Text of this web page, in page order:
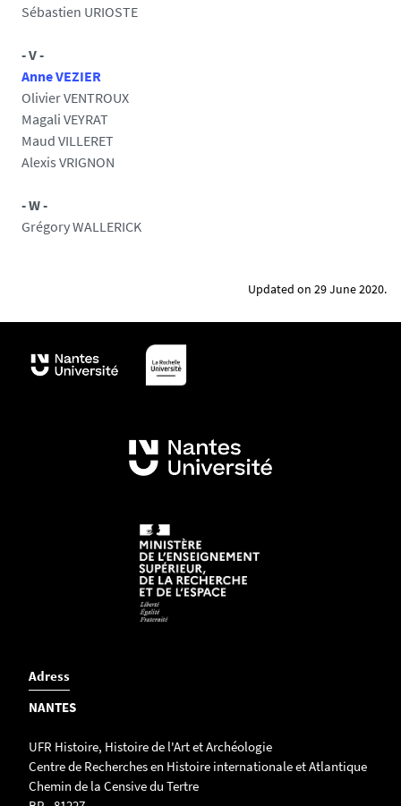
Sébastien URIOSTE
- V -
Anne VEZIER
Olivier VENTROUX
Magali VEYRAT
Maud VILLERET
Alexis VRIGNON
- W -
Grégory WALLERICK
Updated on 29 June 2020.
Adress
NANTES
UFR Histoire, Histoire de l'Art et Archéologie
Centre de Recherches en Histoire internationale et Atlantique
Chemin de la Censive du Tertre